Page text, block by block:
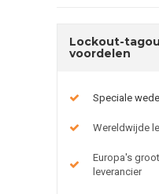
Lockout-
voordelen
Speciale
Wereldwijde
Europa's
leverancier